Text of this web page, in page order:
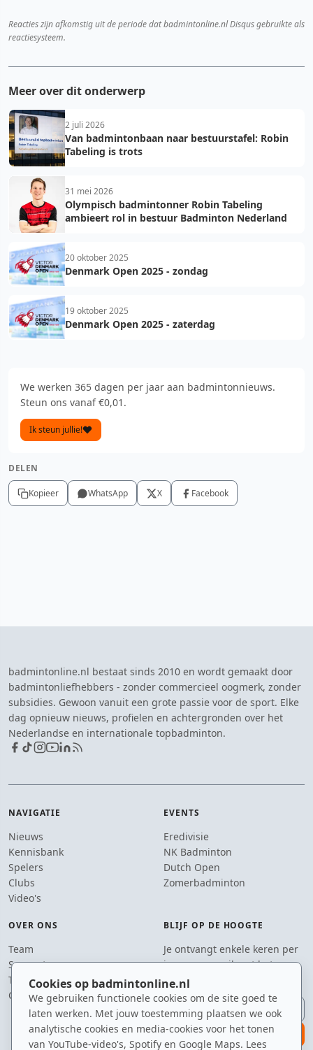
Cookies op badmintonline.nl
We gebruiken functionele cookies om de site goed te
laten werken. Met jouw toestemming plaatsen we ook
analytische cookies en media-cookies voor het tonen
van YouTube-video's, Spotify en Google Maps. Lees
Reacties zijn afkomstig uit de periode dat badmintonline.nl Disqus gebruikte als
reactiesysteem.
Meer over dit onderwerp
2 juli 2026
Van badmintonbaan naar bestuurstafel: Robin
Tabeling is trots
31 mei 2026
Olympisch badmintonner Robin Tabeling
ambieert rol in bestuur Badminton Nederland
20 oktober 2025
Denmark Open 2025 - zondag
19 oktober 2025
Denmark Open 2025 - zaterdag
We werken 365 dagen per jaar aan badmintonnieuws.
Steun ons vanaf €0,01.
Ik steun jullie!
DELEN
Kopieer WhatsApp X Facebook
badmintonline.nl bestaat sinds 2010 en wordt gemaakt door
badmintonliefhebbers - zonder commercieel oogmerk, zonder
subsidies. Gewoon vanuit een grote passie voor de sport. Elke
dag opnieuw nieuws, profielen en achtergronden over het
Nederlandse en internationale topbadminton.
NAVIGATIE
Nieuws
Kennisbank
Spelers
Clubs
Video's
EVENTS
Eredivisie
NK Badminton
Dutch Open
Zomerbadminton
OVER ONS
Team
Supporters
Tip de redactie
Contact
BLIJF OP DE HOOGTE
Je ontvangt enkele keren per
jaar een e-mail met het
laatste badmintonnieuws.
E-mailadres
aanmelden